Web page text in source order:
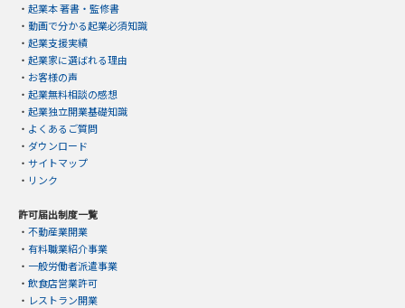
・ 起業本 著書・監修書
・ 動画で分かる起業必須知識
・ 起業支援実績
・ 起業家に選ばれる理由
・ お客様の声
・ 起業無料相談の感想
・ 起業独立開業基礎知識
・ よくあるご質問
・ ダウンロード
・ サイトマップ
・ リンク
許可届出制度一覧
・ 不動産業開業
・ 有料職業紹介事業
・ 一般労働者派遣事業
・ 飲食店営業許可
・ レストラン開業